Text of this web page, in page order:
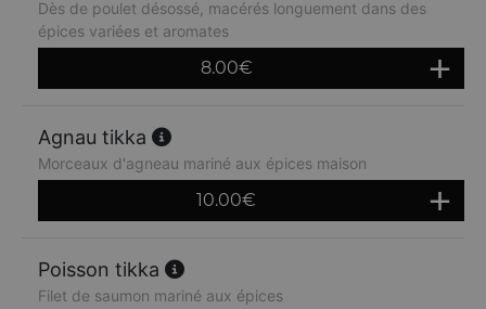
Dès de poulet désossé, macérés longuement dans des
épices variées et aromates
8.00€
Agnau tikka
Morceaux d'agneau mariné aux épices maison
10.00€
Poisson tikka
Filet de saumon mariné aux épices